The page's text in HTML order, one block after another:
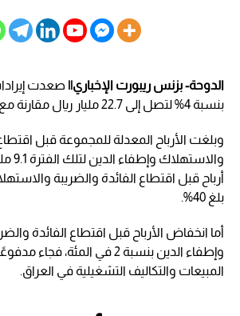
الدوحة- بزنس ريبورت الإخباري|| صعدت
بنسبة 4% لتصل إلى 22.7 مليار ريال مقارنة مع 21.9 مليار في 2021.
وبلغت الأرباح المعدلة للمجموعة قبل
أرباح قبل اقتطاع الفائدة والضريبة
بلغ 40%.
أما انخفاض الأرباح قبل اقتطاع الفائدة
وإطفاء الدين بنسبة 2 في المئة،
المبيعات والتكاليف التشغيلية في العراق.